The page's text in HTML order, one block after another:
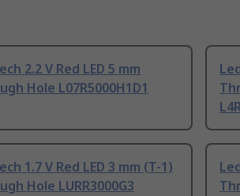
2.2 V Red LED 5 mm
Hole L07R5000H1D1
1.7 V Red LED 3 mm (T-1)
Hole LURR3000G3